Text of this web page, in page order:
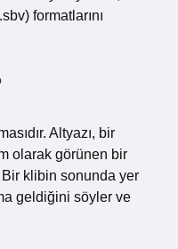
formatlarını
Altyazı, bir
olarak görünen bir
klibin sonunda yer
geldiğini söyler ve